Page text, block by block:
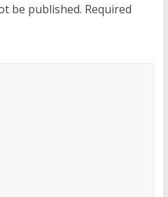
be published. Required